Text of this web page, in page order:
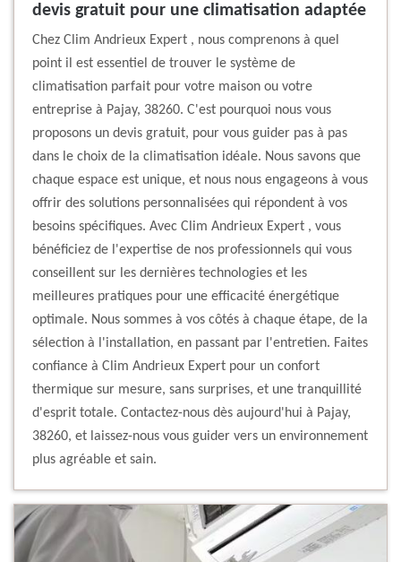
devis gratuit pour une climatisation adaptée
Chez Clim Andrieux Expert , nous comprenons à quel
point il est essentiel de trouver le système de
climatisation parfait pour votre maison ou votre
entreprise à Pajay, 38260. C'est pourquoi nous vous
proposons un devis gratuit, pour vous guider pas à pas
dans le choix de la climatisation idéale. Nous savons que
chaque espace est unique, et nous nous engageons à vous
offrir des solutions personnalisées qui répondent à vos
besoins spécifiques. Avec Clim Andrieux Expert , vous
bénéficiez de l'expertise de nos professionnels qui vous
conseillent sur les dernières technologies et les
meilleures pratiques pour une efficacité énergétique
optimale. Nous sommes à vos côtés à chaque étape, de la
sélection à l'installation, en passant par l'entretien. Faites
confiance à Clim Andrieux Expert pour un confort
thermique sur mesure, sans surprises, et une tranquillité
d'esprit totale. Contactez-nous dès aujourd'hui à Pajay,
38260, et laissez-nous vous guider vers un environnement
plus agréable et sain.